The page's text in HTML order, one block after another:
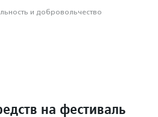
и доброволь­чест­во
на фестиваль